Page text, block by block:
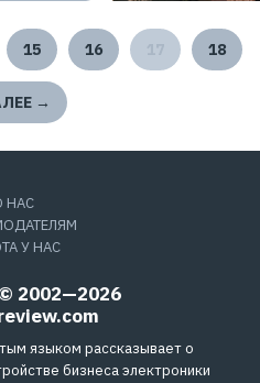
15 16 18
→
НАС
У НАС
2002—2026
языком рассказывает о
бизнеса электроники